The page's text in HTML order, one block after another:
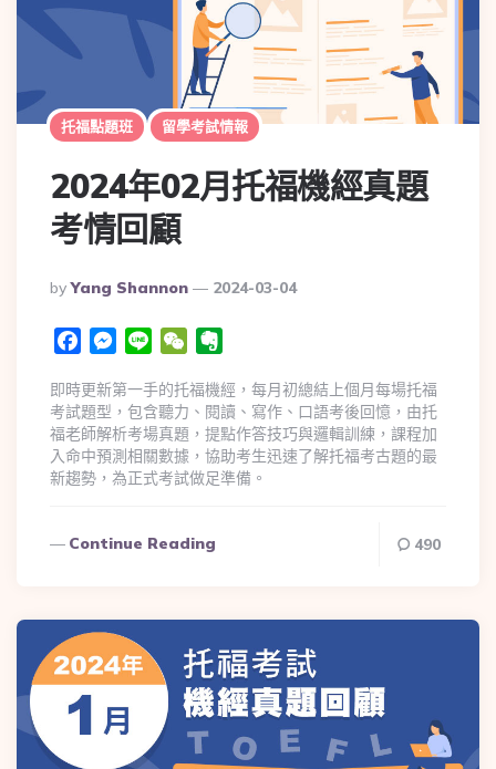
托福點題班 留學考試情報
2024年02月托福機經真題
考情回顧
By Yang Shannon 2024-03-04
FacebookMessenger
Line WeChat
即時更新第一手的托福機經，每月初總結上個月每場托福
考試題型，包含聽力、閱讀、寫作、口語考後回憶，由托
福老師解析考場真題，提點作答技巧與邏輯訓練，課程加
入命中預測相關數據，協助考生迅速了解托福考古題的最
新趨勢，為正式考試做足準備。
Continue Reading 490